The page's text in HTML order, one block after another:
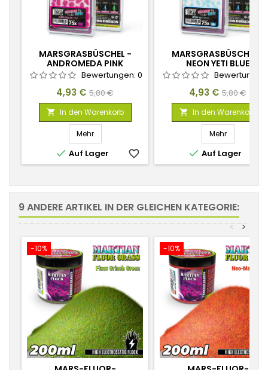
MARSGRASBÜSCHEL -
ANDROMEDA PINK
Bewertungen: 0
Preis
4,93 € Verkaufspreis
5,80 €
 In den Warenkorb
Mehr
 Auf Lager favorite_border
MARSGRASBÜSCHEL -
NEON YETI BLUE
Preis
4,93 € 5,80 €
 In den Warenkorb
Mehr
 Auf Lager
9 ANDERE ARTIKEL IN DER GLEICHEN KATEGORIE:
>
<
-10% -10%